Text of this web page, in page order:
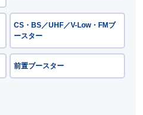
CS・BS／UHF／V-Low・FMブ
ースター
前置ブースター